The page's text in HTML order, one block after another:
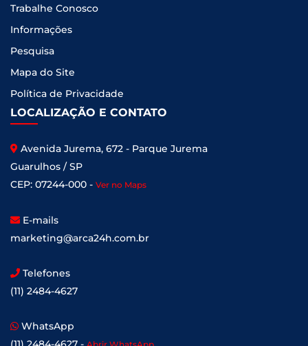
Trabalhe Conosco
Informações
Pesquisa
Mapa do Site
Política de Privacidade
LOCALIZAÇÃO E CONTATO
Avenida Jurema, 672 - Parque Jurema
Guarulhos / SP
CEP: 07244-000 - Ver no Maps
E-mails
marketing@arca24h.com.br
Telefones
(11) 2484-4627
WhatsApp